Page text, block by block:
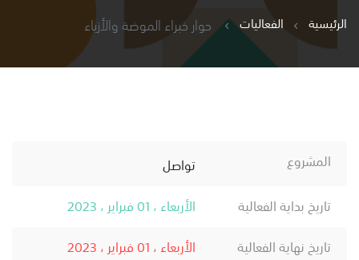
الرئيسية
الفعاليات حوار خبراء الموضة والأزياء
المشروع
تواصل
تاريخ بداية الفعالية
الأربعاء ، 01 فبراير ، 2023
تاريخ نهاية الفعالية
الأربعاء ، 01 فبراير ، 2023